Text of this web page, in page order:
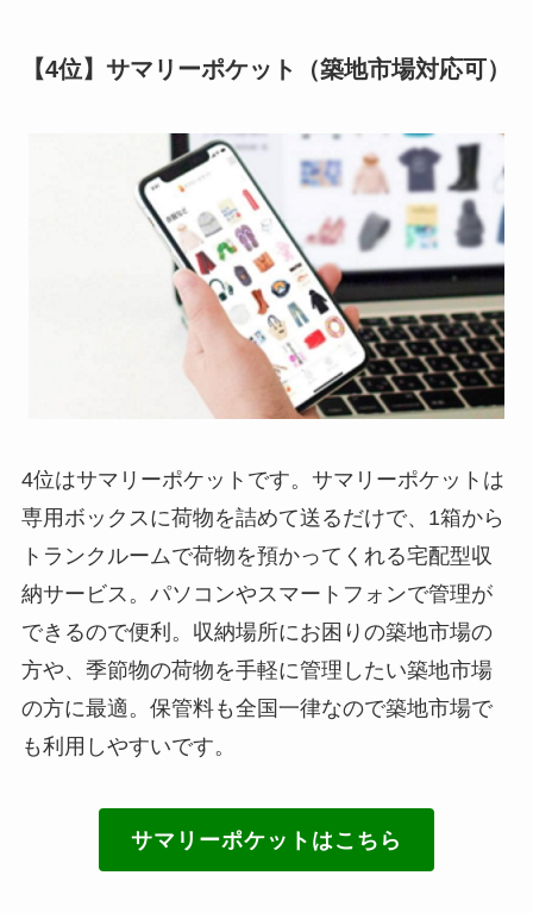
【4位】サマリーポケット（築地市場対応可）
4位はサマリーポケットです。サマリーポケットは
専用ボックスに荷物を詰めて送るだけで、1箱から
トランクルームで荷物を預かってくれる宅配型収
納サービス。パソコンやスマートフォンで管理が
できるので便利。収納場所にお困りの築地市場の
方や、季節物の荷物を手軽に管理したい築地市場
の方に最適。保管料も全国一律なので築地市場で
も利用しやすいです。
サマリーポケットはこちら